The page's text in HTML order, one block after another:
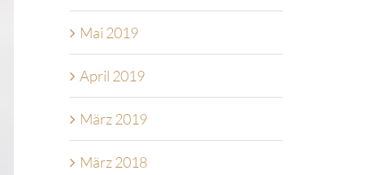
Mai 2019
April 2019
März 2019
März 2018